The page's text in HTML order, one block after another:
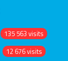
135 563 visits
12 676 visits